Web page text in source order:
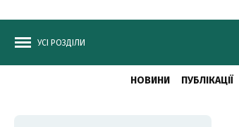
УСІ РОЗДІЛИ
НОВИНИ ПУБЛІКАЦІЇ